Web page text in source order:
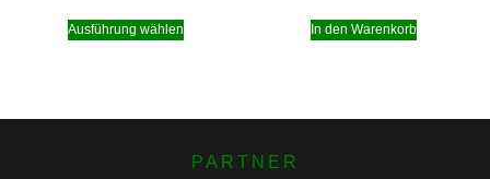
Ausführung wählen In den Warenkorb
PARTNER